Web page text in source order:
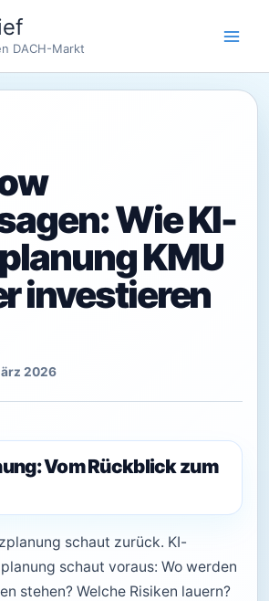
DACH-Markt
Wie KI-
KMU
investieren
2026
Vom Rückblick zum
schaut zurück. KI-
schaut voraus: Wo werden
stehen? Welche Risiken lauern?